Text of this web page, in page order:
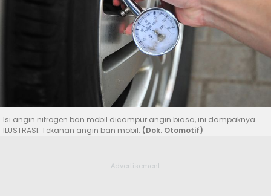
Isi angin nitrogen ban mobil dicampur angin biasa, ini dampaknya.
ILUSTRASI. Tekanan angin ban mobil. (Dok. Otomotif)